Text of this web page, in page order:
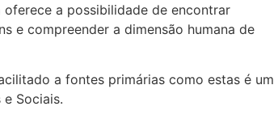
a possibilidade de encontrar
e compreender a dimensão humana de
a fontes primárias como estas é um
Sociais.